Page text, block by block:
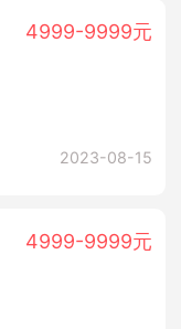
4999-9999元
2023-08-15
4999-9999元